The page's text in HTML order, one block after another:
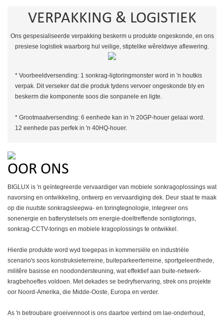
VERPAKKING & LOGISTIEK
Ons gespesialiseerde verpakking beskerm u produkte ongeskonde, en ons
presiese logistiek waarborg hul veilige, stiptelike wêreldwye aflewering.
* Voorbeeldversending: 1 sonkrag-ligtoringmonster word in 'n houtkis
verpak. Dit verseker dat die produk tydens vervoer ongeskonde bly en
beskerm die komponente soos die sonpanele en ligte.
* Grootmaatversending: 6 eenhede kan in 'n 20GP-houer gelaai word.
12 eenhede pas perfek in 'n 40HQ-houer.
OOR ONS
BIGLUX is 'n geïntegreerde vervaardiger van mobiele sonkragoplossings wat
navorsing en ontwikkeling, ontwerp en vervaardiging dek. Deur staat te maak
op die nuutste sonkragsleepwa- en toringtegnologie, integreer ons
sonenergie en batterystelsels om energie-doeltreffende sonligtorings,
sonkrag-CCTV-torings en mobiele kragoplossings te ontwikkel.
Hierdie produkte word wyd toegepas in kommersiële en industriële
scenario's soos konstruksieterreine, buiteparkeerterreine, sportgeleenthede,
militêre basisse en noodondersteuning, wat effektief aan buite-netwerk-
kragbehoeftes voldoen. Met dekades se bedryfservaring, strek ons ​​projekte
oor Noord-Amerika, die Midde-Ooste, Europa en verder.
As 'n betroubare groeivennoot is ons daartoe verbind om lae-onderhoud,